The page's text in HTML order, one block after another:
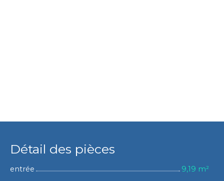
Détail des pièces
entrée
9,19 m²